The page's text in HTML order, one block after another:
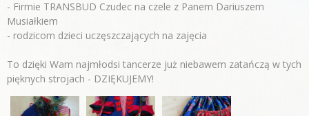
- Firmie TRANSBUD Czudec na czele z Panem Dariuszem
Musiałkiem
- rodzicom dzieci uczęszczających na zajęcia
To dzięki Wam najmłodsi tancerze już niebawem zatańczą w tych
pięknych strojach - DZIĘKUJEMY!